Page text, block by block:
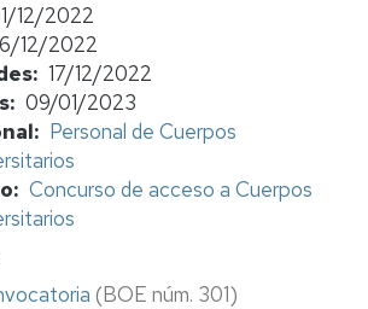
12/2022
12/2022
17/12/2022
09/01/2023
Personal de Cuerpos
Concurso de acceso a Cuerpos
(BOE núm. 301)